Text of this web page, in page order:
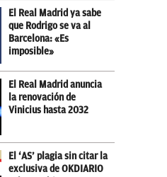
El Real Madrid ya sabe
que Rodrigo se va al
Barcelona: «Es
imposible»
El Real Madrid anuncia
la renovación de
Vinicius hasta 2032
El ‘AS’ plagia sin citar la
exclusiva de OKDIARIO